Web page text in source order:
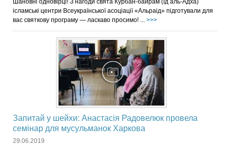
Шановні одновірці! З нагоди свята Курбан-байрам (Ід аль-Адха)
ісламські центри Всеукраїнської асоціації «Альраід» підготували для
вас святкову програму — ласкаво просимо! ... >>>
Запитай у шейхи: Анастасія Радовелюк провела
семінар для мусульманок Харкова
29.06.2019